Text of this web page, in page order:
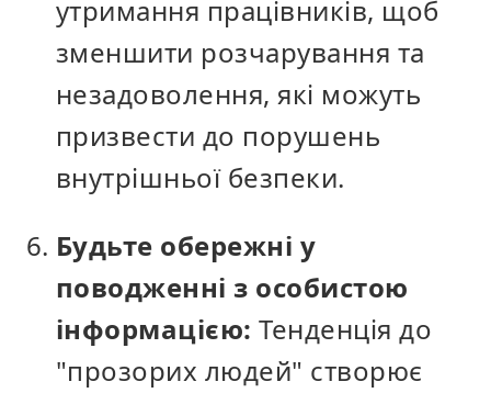
утримання працівників, щоб
зменшити розчарування та
незадоволення, які можуть
призвести до порушень
внутрішньої безпеки.
Будьте обережні у
поводженні з особистою
інформацією: Тенденція до
"прозорих людей" створює